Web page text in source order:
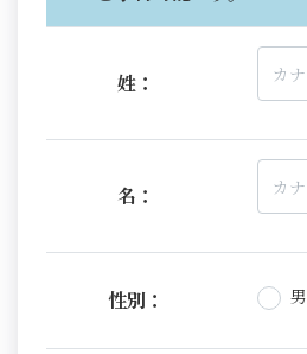
姓：
名：
性別：